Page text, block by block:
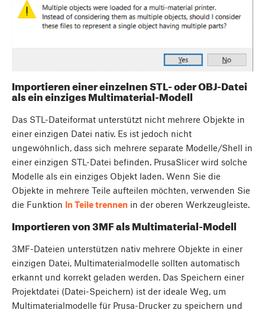
Importieren einer einzelnen STL- oder OBJ-Datei
als ein einziges Multimaterial-Modell
Das STL-Dateiformat unterstützt nicht mehrere Objekte in
einer einzigen Datei nativ. Es ist jedoch nicht
ungewöhnlich, dass sich mehrere separate Modelle/Shell in
einer einzigen STL-Datei befinden. PrusaSlicer wird solche
Modelle als ein einziges Objekt laden. Wenn Sie die
Objekte in mehrere Teile aufteilen möchten, verwenden Sie
die Funktion In Teile trennen in der oberen Werkzeugleiste.
Importieren von 3MF als Multimaterial-Modell
3MF-Dateien unterstützen nativ mehrere Objekte in einer
einzigen Datei, Multimaterialmodelle sollten automatisch
erkannt und korrekt geladen werden. Das Speichern einer
Projektdatei (Datei-Speichern) ist der ideale Weg, um
Multimaterialmodelle für Prusa-Drucker zu speichern und